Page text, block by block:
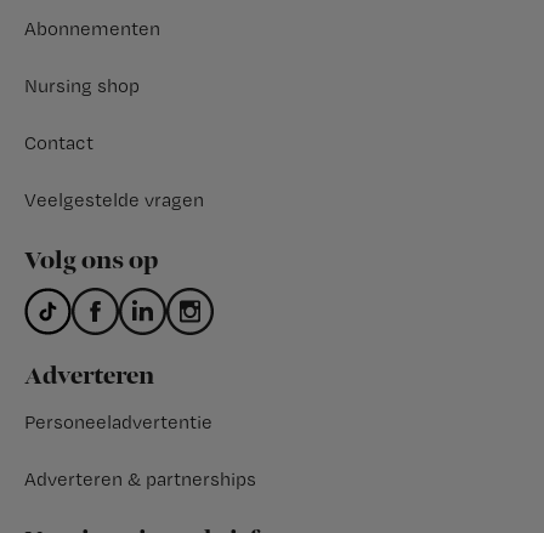
Abonnementen
Nursing shop
Contact
Veelgestelde vragen
Volg ons op
Adverteren
Personeeladvertentie
Adverteren & partnerships